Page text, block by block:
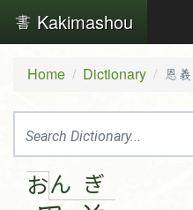
Kakimashou
Home Dictionary 恩義
おん ぎ